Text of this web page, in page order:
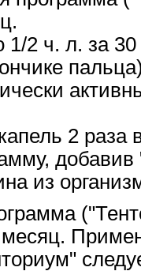
2 ч. л. за
2 раза
добавив
из